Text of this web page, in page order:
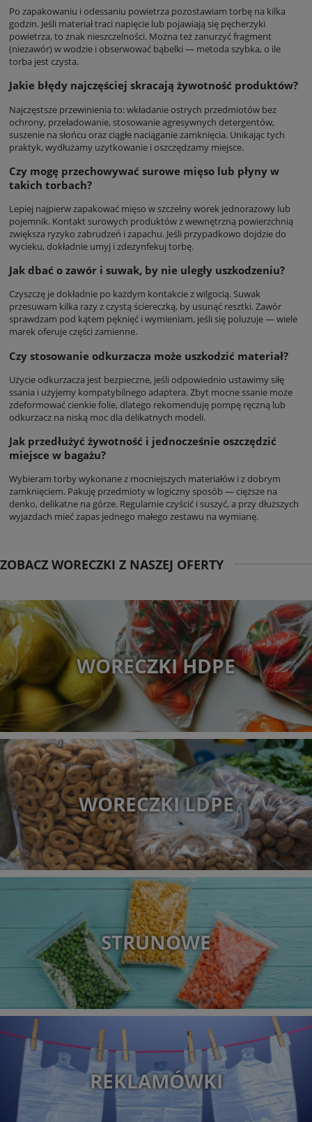
Po zapakowaniu i odessaniu powietrza pozostawiam torbę na kilka
godzin. Jeśli materiał traci napięcie lub pojawiają się pęcherzyki
powietrza, to znak nieszczelności. Można też zanurzyć fragment
(niezawór) w wodzie i obserwować bąbelki — metoda szybka, o ile
torba jest czysta.
Jakie błędy najczęściej skracają żywotność produktów?
Najczęstsze przewinienia to: wkładanie ostrych przedmiotów bez
ochrony, przeładowanie, stosowanie agresywnych detergentów,
suszenie na słońcu oraz ciągłe naciąganie zamknięcia. Unikając tych
praktyk, wydłużamy użytkowanie i oszczędzamy miejsce.
Czy mogę przechowywać surowe mięso lub płyny w
takich torbach?
Lepiej najpierw zapakować mięso w szczelny worek jednorazowy lub
pojemnik. Kontakt surowych produktów z wewnętrzną powierzchnią
zwiększa ryzyko zabrudzeń i zapachu. Jeśli przypadkowo dojdzie do
wycieku, dokładnie umyj i zdezynfekuj torbę.
Jak dbać o zawór i suwak, by nie uległy uszkodzeniu?
Czyszczę je dokładnie po każdym kontakcie z wilgocią. Suwak
przesuwam kilka razy z czystą ściereczką, by usunąć resztki. Zawór
sprawdzam pod kątem pęknięć i wymieniam, jeśli się poluzuje — wiele
marek oferuje części zamienne.
Czy stosowanie odkurzacza może uszkodzić materiał?
Użycie odkurzacza jest bezpieczne, jeśli odpowiednio ustawimy siłę
ssania i użyjemy kompatybilnego adaptera. Zbyt mocne ssanie może
zdeformować cienkie folie, dlatego rekomenduję pompę ręczną lub
odkurzacz na niską moc dla delikatnych modeli.
Jak przedłużyć żywotność i jednocześnie oszczędzić
miejsce w bagażu?
Wybieram torby wykonane z mocniejszych materiałów i z dobrym
zamknięciem. Pakuję przedmioty w logiczny sposób — cięższe na
denko, delikatne na górze. Regularnie czyścić i suszyć, a przy dłuższych
wyjazdach mieć zapas jednego małego zestawu na wymianę.
ZOBACZ WORECZKI Z NASZEJ OFERTY
WORECZKI HDPE
WORECZKI LDPE
STRUNOWE
REKLAMÓWKI